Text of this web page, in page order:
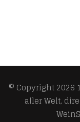
© Copyright 2026
aller Welt,